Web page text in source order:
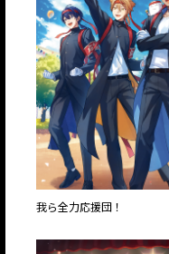
我ら全力応援団！